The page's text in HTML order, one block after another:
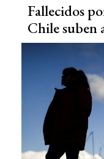
Fallecidos
Chile suben